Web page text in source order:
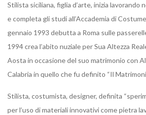
Stilista siciliana, figlia d’arte, inizia lavorando
e completa gli studi all’Accademia di
gennaio 1993 debutta a Roma sulle
1994 crea l’abito nuziale per Sua Altezza
Aosta in occasione del suo matrimonio con
Calabria in quello che fu definito “Il
Stilista, costumista, designer, definita
per l’uso di materiali innovativi come pietra